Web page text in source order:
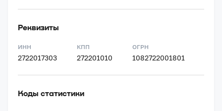
Реквизиты
ИНН
2722017303
КПП
272201010
ОГРН
1082722001801
Коды статистики